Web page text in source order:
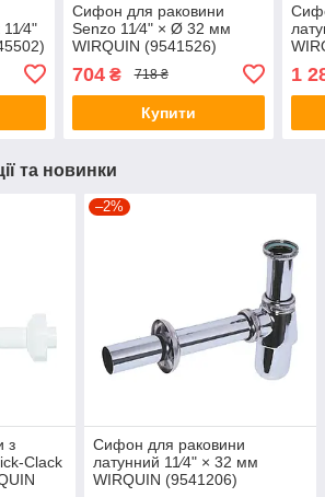
Сифон для раковини
Senzo 11⁄4" × Ø 32 мм
WIRQUIN (9541526)
704₴ 718 ₴
Купити
1
та новинки
з
Clack
–2%
Сифон для раковини
латунний 11⁄4" × 32 мм
WIRQUIN (9541206)